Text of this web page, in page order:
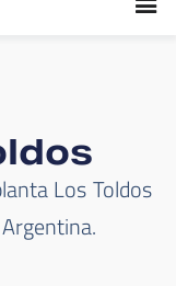
Los Toldos